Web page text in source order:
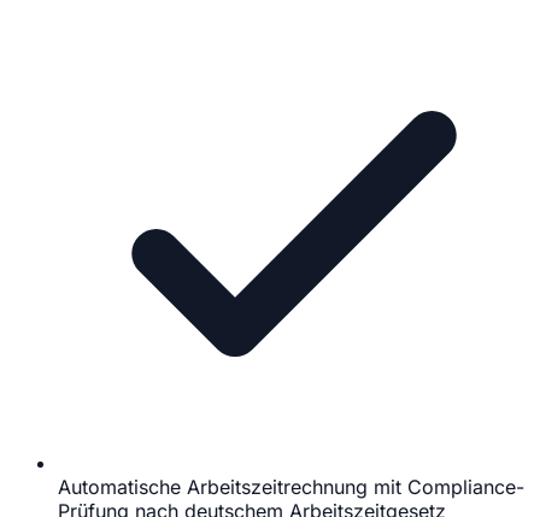
Automatische Arbeitszeitrechnung mit Compliance-
Prüfung nach deutschem Arbeitszeitgesetz